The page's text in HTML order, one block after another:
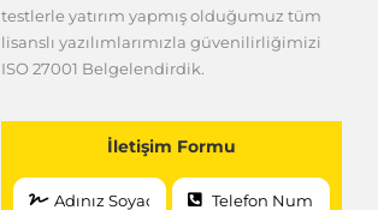
testlerle yatırım yapmış olduğumuz tüm
lisanslı yazılımlarımızla güvenilirliğimizi
ISO 27001 Belgelendirdik.
İletişim Formu